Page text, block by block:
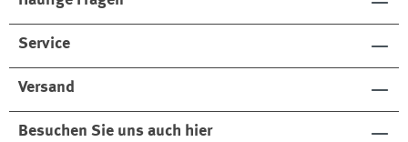
Service
Versand
Besuchen Sie uns auch hier